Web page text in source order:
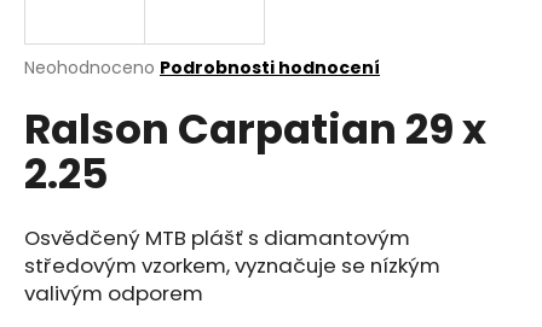
Průměrné
produktu
je
0.0
z
hvězdiček.
Neohodnoceno Podrobnosti hodnocení
Ralson Carpatian 29 x
2.25
Osvědčený MTB plášť s diamantovým
středovým vzorkem, vyznačuje se nízkým
valivým odporem
j
t
?
HLEDAT